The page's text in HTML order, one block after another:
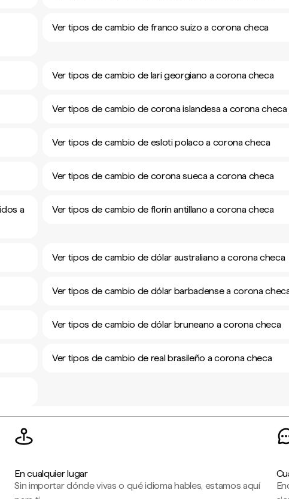
Ver tipos de cambio de franco suizo a corona checa
Ver tipos de cambio de lari georgiano a corona checa
Ver tipos de cambio de corona islandesa a corona checa
Ver tipos de cambio de esloti polaco a corona checa
Ver tipos de cambio de corona sueca a corona checa
a
Ver tipos de cambio de florín antillano a corona checa
Ver tipos de cambio de dólar australiano a corona checa
Ver tipos de cambio de dólar barbadense a corona
Ver tipos de cambio de dólar bruneano a corona checa
Ver tipos de cambio de real brasileño a corona checa
En cualquier lugar
Sin importar dónde vivas o qué idioma hables, estamos aquí